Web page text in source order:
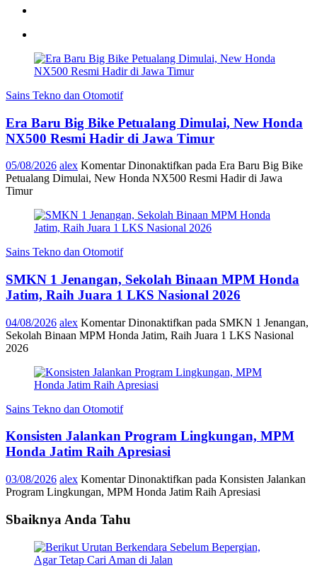
Sains Tekno dan Otomotif
Era Baru Big Bike Petualang Dimulai, New Honda
NX500 Resmi Hadir di Jawa Timur
05/08/2026 alex Komentar Dinonaktifkan pada Era Baru Big Bike
Petualang Dimulai, New Honda NX500 Resmi Hadir di Jawa
Timur
Sains Tekno dan Otomotif
SMKN 1 Jenangan, Sekolah Binaan MPM Honda
Jatim, Raih Juara 1 LKS Nasional 2026
04/08/2026 alex Komentar Dinonaktifkan pada SMKN 1 Jenangan,
Sekolah Binaan MPM Honda Jatim, Raih Juara 1 LKS Nasional
2026
Sains Tekno dan Otomotif
Konsisten Jalankan Program Lingkungan, MPM
Honda Jatim Raih Apresiasi
03/08/2026 alex Komentar Dinonaktifkan pada Konsisten Jalankan
Program Lingkungan, MPM Honda Jatim Raih Apresiasi
Sbaiknya Anda Tahu